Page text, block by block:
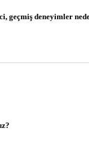
geçmiş deneyimler